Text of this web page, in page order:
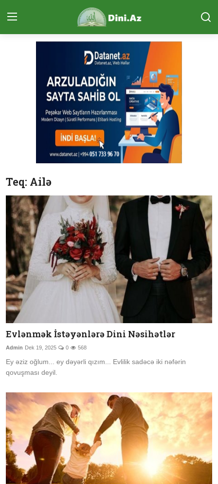
Qeydiyyat
Ana Səhifə
Qurani Kərim
Ünsiyyət (ÇAT)
Məqalələr
Quran və Təfsir
Şübhələrə Cavab
Xəbərlər
Digər
Namaz
Əhkam
Qalereya
Teq: Ailə
Evlənmək İstəyənlərə Dini Nəsihətlər
Admin Dek 19, 2025 0 568
Ey əziz oğlum... ey dəyərli qızım... Evlilik sadəcə iki nəfərin
qovuşması deyil.